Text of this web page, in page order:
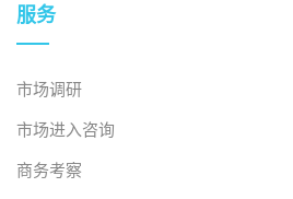
服务
市场调研
市场进入咨询
商务考察